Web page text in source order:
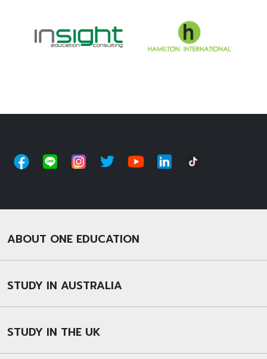
ABOUT ONE EDUCATION
STUDY IN AUSTRALIA
STUDY IN THE UK